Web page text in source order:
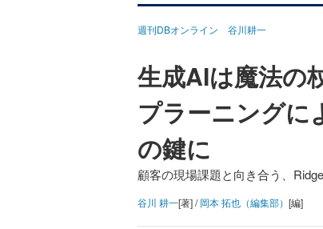
週刊DBオンライン 谷川耕一
生成AIは魔法の
プラーニングに
の鍵に
顧客の現場課題と向き合う、
谷川 耕一[著] /岡本 拓也（編集部） [編]